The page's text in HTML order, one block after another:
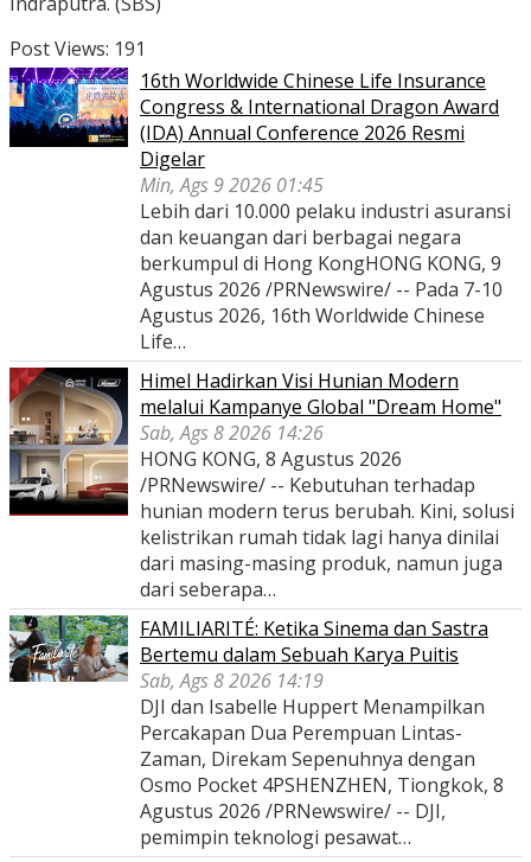
Post Views: 191
16th Worldwide Chinese Life Insurance
Congress & International Dragon Award
(IDA) Annual Conference 2026 Resmi
Digelar
Min, Ags 9 2026 01:45
Lebih dari 10.000 pelaku industri asuransi
dan keuangan dari berbagai negara
berkumpul di Hong KongHONG KONG, 9
Agustus 2026 /PRNewswire/ -- Pada 7-10
Agustus 2026, 16th Worldwide Chinese
Life…
Himel Hadirkan Visi Hunian Modern
melalui Kampanye Global "Dream Home"
Sab, Ags 8 2026 14:26
HONG KONG, 8 Agustus 2026
/PRNewswire/ -- Kebutuhan terhadap
hunian modern terus berubah. Kini, solusi
kelistrikan rumah tidak lagi hanya dinilai
dari masing-masing produk, namun juga
dari seberapa…
FAMILIARITÉ: Ketika Sinema dan Sastra
Bertemu dalam Sebuah Karya Puitis
Sab, Ags 8 2026 14:19
DJI dan Isabelle Huppert Menampilkan
Percakapan Dua Perempuan Lintas-
Zaman, Direkam Sepenuhnya dengan
Osmo Pocket 4PSHENZHEN, Tiongkok, 8
Agustus 2026 /PRNewswire/ -- DJI,
pemimpin teknologi pesawat…